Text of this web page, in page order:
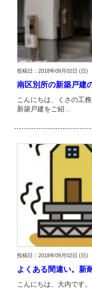
投稿日：2018年09月02日 (日)
南区別所の新築戸建
こんにちは、くさの工
新築戸建をご紹…
投稿日：2018年09月02日 (日)
よくある間違い。新
こんにちは、大内です